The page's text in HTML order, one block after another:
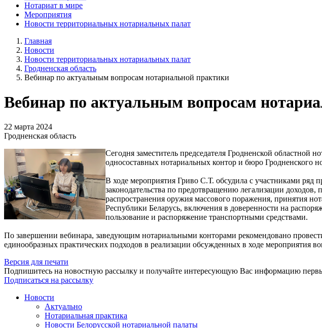
Нотариат в мире
Мероприятия
Новости территориальных нотариальных палат
Главная
Новости
Новости территориальных нотариальных палат
Гродненская область
Вебинар по актуальным вопросам нотариальной практики
Вебинар по актуальным вопросам
22 марта 2024
Гродненская область
Сегодня заместитель председателя Гродненской
односоставных нотариальных контор и бюро Гродненского
В ходе мероприятия Гриво С.Т. обсудила с участниками ряд
законодательства по предотвращению легализации
распространения оружия массового поражения, принятия
Республики Беларусь, включения в доверенности на
пользование и распоряжение транспортными средствами.
По завершении вебинара, заведующим нотариальными конторами рекомендовано
единообразных практических подходов в реализации обсужденных в ходе мероприятия
Версия для печати
Подпишитесь на новостную рассылку и получайте интересующую Вас информацию
Подписаться на рассылку
Новости
Актуально
Нотариальная практика
Новости Белорусской нотариальной палаты